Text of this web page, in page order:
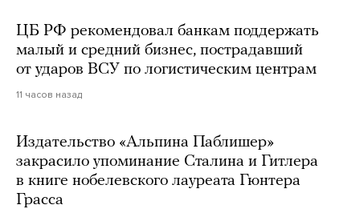
ЦБ РФ рекомендовал банкам поддержать
малый и средний бизнес, пострадавший
от ударов ВСУ по логистическим центрам
11 часов назад
Издательство «Альпина Паблишер»
закрасило упоминание Сталина и Гитлера
в книге нобелевского лауреата Гюнтера
Грасса